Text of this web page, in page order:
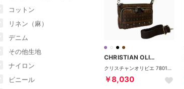
コットン
リネン（麻）
デニム
その他生地
ナイロン
ビニール
CHRISTIAN OLIVIER PARIS
￥8,030